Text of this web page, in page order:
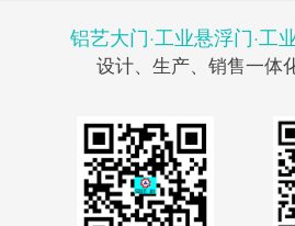
铝艺大门·工业悬浮门·工
设计、生产、销售一体